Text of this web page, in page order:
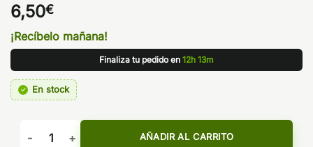
6,50€
¡Recíbelo mañana!
Finaliza tu pedido en 12h 13m
En stock
Aroma Pineapple Peach Mango Ice - Bombo Bar Juice
AÑADIR AL CARRITO